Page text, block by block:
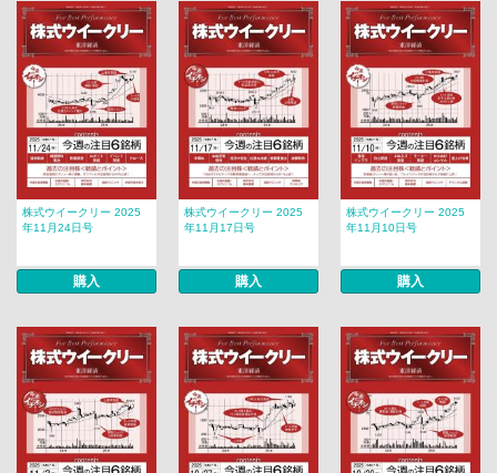
株式ウイークリー 2025
年11月24日号
購入
株式ウイークリー 2025
年11月17日号
購入
株式ウイークリー 2025
年11月10日号
購入